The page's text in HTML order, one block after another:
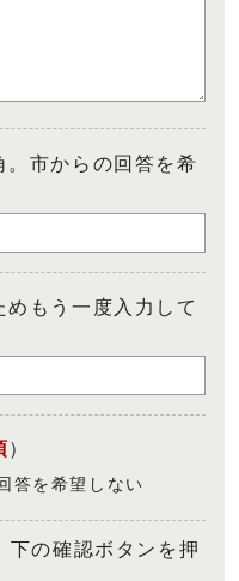
。市からの回答を希
めもう一度入力して
）
答を希望しない
下の確認ボタンを押